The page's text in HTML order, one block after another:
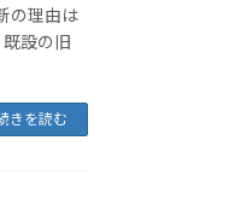
の理由は
設の旧
きを読む